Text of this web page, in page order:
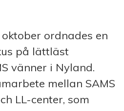
ordnades en
på lättläst
vänner i Nyland.
mellan SAMS
LL-center, som